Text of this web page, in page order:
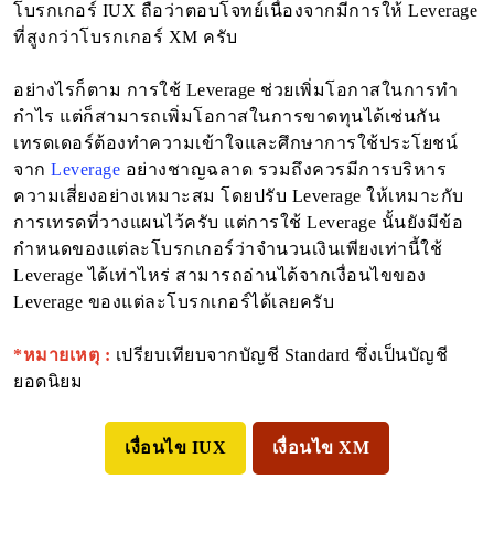
โบรกเกอร์ IUX ถือว่าตอบโจทย์เนื่องจากมีการให้ Leverage
ที่สูงกว่าโบรกเกอร์ XM ครับ
อย่างไรก็ตาม การใช้ Leverage ช่วยเพิ่มโอกาสในการทำ
กำไร แต่ก็สามารถเพิ่มโอกาสในการขาดทุนได้เช่นกัน
เทรดเดอร์ต้องทำความเข้าใจและศึกษาการใช้ประโยชน์
จาก Leverage อย่างชาญฉลาด รวมถึงควรมีการบริหาร
ความเสี่ยงอย่างเหมาะสม โดยปรับ Leverage ให้เหมาะกับ
การเทรดที่วางแผนไว้ครับ แต่การใช้ Leverage นั้นยังมีข้อ
กำหนดของแต่ละโบรกเกอร์ว่าจำนวนเงินเพียงเท่านี้ใช้
Leverage ได้เท่าไหร่ สามารถอ่านได้จากเงื่อนไขของ
Leverage ของแต่ละโบรกเกอร์ได้เลยครับ
*หมายเหตุ : เปรียบเทียบจากบัญชี Standard ซึ่งเป็นบัญชี
ยอดนิยม
เงื่อนไข IUX เงื่อนไข XM